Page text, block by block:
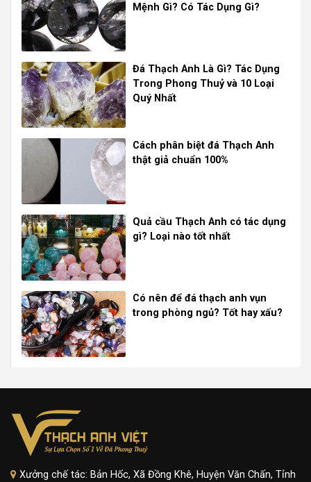
Mệnh Gì? Có Tác Dụng Gì?
Đá Thạch Anh Là Gì? Tác Dụng
Trong Phong Thuỷ và 10 Loại
Quý Nhất
Cách phân biệt đá Thạch Anh
thật giả chuẩn 100%
Quả cầu Thạch Anh có tác dụng
gì? Loại nào tốt nhất
Có nên để đá thạch anh vụn
trong phòng ngủ? Tốt hay xấu?
Xưởng chế tác: Bản Hốc, Xã Đồng Khê, Huyện Văn Chấn, Tỉnh